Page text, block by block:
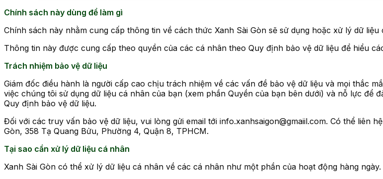
Chính sách này dùng để làm gì
Chính sách này nhằm cung cấp thông tin về cách thức Xanh Sài Gòn sẽ sử dụng hoặc xử lý dữ liệu
Thông tin này được cung cấp theo quyền của các cá nhân theo Quy định bảo vệ dữ liệu để hiểu
Trách nhiệm bảo vệ dữ liệu
Giám đốc điều hành là người cấp cao chịu trách nhiệm về các vấn đề bảo vệ dữ liệu và mọi thắc
việc chúng tôi sử dụng dữ liệu cá nhân của bạn (xem phần Quyền của bạn bên dưới) và nỗ lực
Quy định bảo vệ dữ liệu.
Đối với các truy vấn bảo vệ dữ liệu, vui lòng gửi email tới info.xanhsaigon@gmaiil.com. Có thể liên
Gòn, 358 Tạ Quang Bửu, Phường 4, Quận 8, TPHCM.
Tại sao cần xử lý dữ liệu cá nhân
Xanh Sài Gòn có thể xử lý dữ liệu cá nhân về các cá nhân như một phần của hoạt động hàng ngày.